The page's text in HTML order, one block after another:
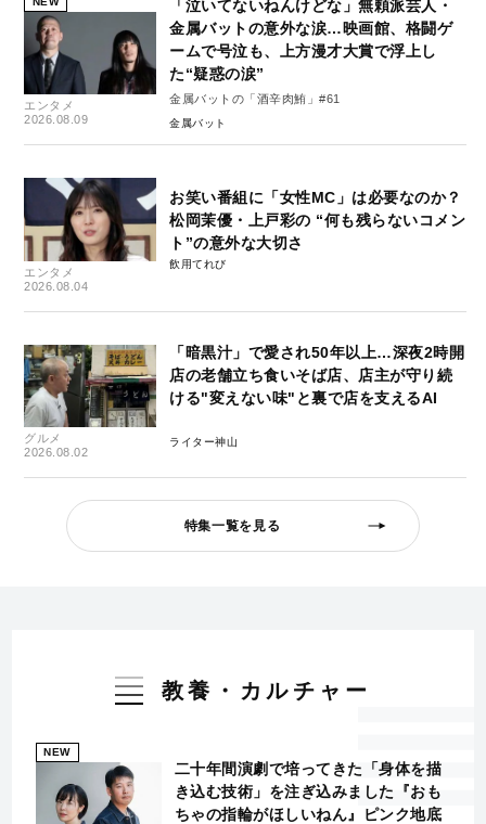
エンタメ
2026.08.09
「泣いてないねんけどな」無頼派芸人・
金属バットの意外な涙…映画館、格闘ゲ
ームで号泣も、上方漫才大賞で浮上し
た“疑惑の涙”
金属バットの「酒辛肉鮪」#61
金属バット
エンタメ
2026.08.04
お笑い番組に「女性MC」は必要なのか？
松岡茉優・上戸彩の “何も残らないコメン
ト”の意外な大切さ
飲用てれび
グルメ
2026.08.02
「暗黒汁」で愛され50年以上…深夜2時開
店の老舗立ち食いそば店、店主が守り続
ける"変えない味"と裏で店を支えるAI
ライター神山
特集一覧を見る
教養・カルチャー
NEW
二十年間演劇で培ってきた「身体を描
き込む技術」を注ぎ込みました『おも
ちゃの指輪がほしいねん』ピンク地底